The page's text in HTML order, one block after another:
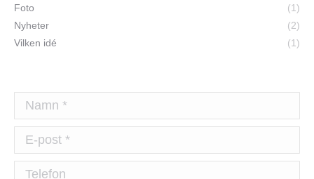
Foto
(1)
Nyheter
(2)
Vilken idé
(1)
Namn *
E-post *
Telefon